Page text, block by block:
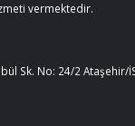
vermektedir.
Sk. No: 24/2 Ataşehir/